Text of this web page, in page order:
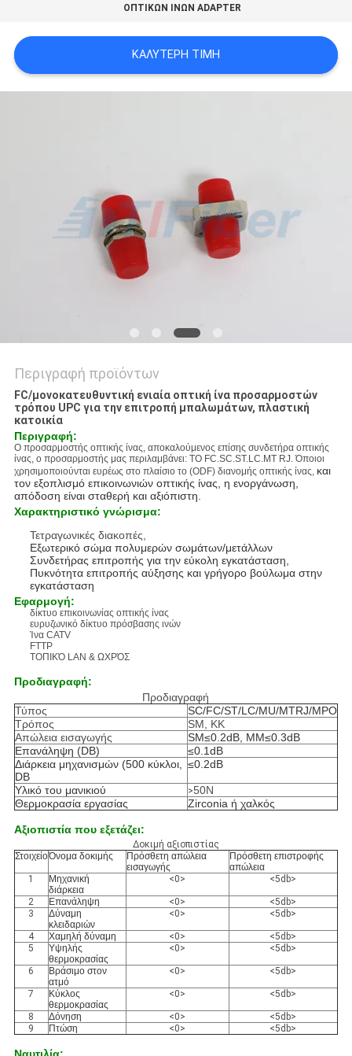
POLICY
ΟΠΤΙΚΩΝ ΙΝΩΝ ADAPTER
ΚΑΛΎΤΕΡΗ ΤΙΜΉ
Περιγραφή προϊόντων
FC/μονοκατευθυντική ενιαία οπτική ίνα προσαρμοστών
τρόπου UPC για την επιτροπή μπαλωμάτων, πλαστική
κατοικία
Περιγραφή:
Ο προσαρμοστής οπτικής ίνας, αποκαλούμενος επίσης συνδετήρα οπτικής
ίνας, ο προσαρμοστής μας περιλαμβάνει: ΤΟ FC.SC.ST.LC.MT RJ. Όποιοι
χρησιμοποιούνται ευρέως στο πλαίσιο το (ODF) διανομής οπτικής ίνας, και
τον εξοπλισμό επικοινωνιών οπτικής ίνας, η ενοργάνωση,
απόδοση είναι σταθερή και αξιόπιστη.
Χαρακτηριστικό γνώρισμα:
Τετραγωνικές διακοπές,
Εξωτερικό σώμα πολυμερών σωμάτων/μετάλλων
Συνδετήρας επιτροπής για την εύκολη εγκατάσταση,
Πυκνότητα επιτροπής αύξησης και γρήγορο βούλωμα στην
εγκατάσταση
Εφαρμογή:
δίκτυο επικοινωνίας οπτικής ίνας
ευρυζωνικό δίκτυο πρόσβασης ινών
Ίνα CATV
FTTP
ΤΟΠΙΚΌ LAN & ΩΧΡΌΣ
Προδιαγραφή:
Προδιαγραφή
Τύπος
SC/FC/ST/LC/MU/MTRJ/MPO
Τρόπος
SM, ΚΚ
Απώλεια εισαγωγής
SM≤0.2dB, MM≤0.3dB
Επανάληψη (DB)
≤0.1dB
Διάρκεια μηχανισμών (500 κύκλοι,
DB
≤0.2dB
Υλικό του μανικιού >50N
Θερμοκρασία εργασίας
Zirconia ή χαλκός
Αξιοπιστία που εξετάζει:
Δοκιμή αξιοπιστίας
ΣτοιχείοΌνομα δοκιμής
Πρόσθετη απώλεια
εισαγωγής
Πρόσθετη επιστροφής
απώλεια
1
Μηχανική
διάρκεια
<0> <5db>
2 Επανάληψη <0>
<5db>
3
Δύναμη
κλειδαριών
<0> <5db>
4 Χαμηλή δύναμη <0>
<5db>
5
Υψηλής
θερμοκρασίας
<0> <5db>
6
Βράσιμο στον
ατμό
<0> <5db>
7
Κύκλος
θερμοκρασίας
<0> <5db>
8 Δόνηση <0>
<5db>
9
Πτώση <0> <5db>